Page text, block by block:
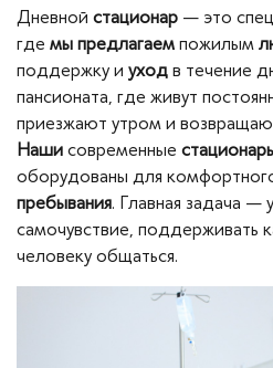
Дневной стационар — это
где мы предлагаем пожилым
поддержку и уход в течение
пансионата, где живут
приезжают утром и
Наши современные
оборудованы для
пребывания. Главная задача
самочувствие, поддерживать
человеку общаться.